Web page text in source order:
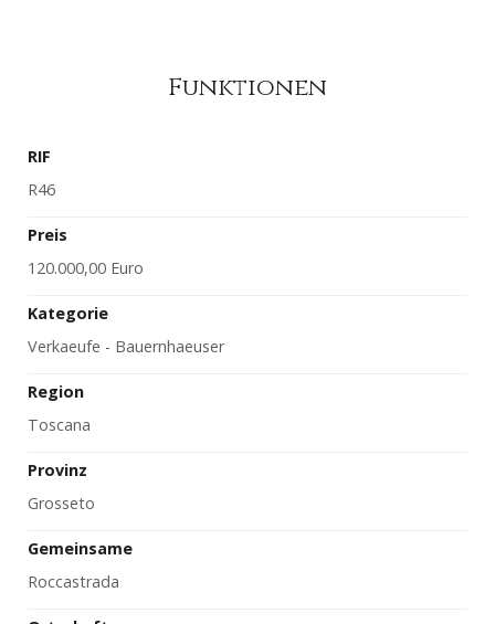
Funktionen
RIF
R46
Preis
120.000,00 Euro
Kategorie
Verkaeufe - Bauernhaeuser
Region
Toscana
Provinz
Grosseto
Gemeinsame
Roccastrada